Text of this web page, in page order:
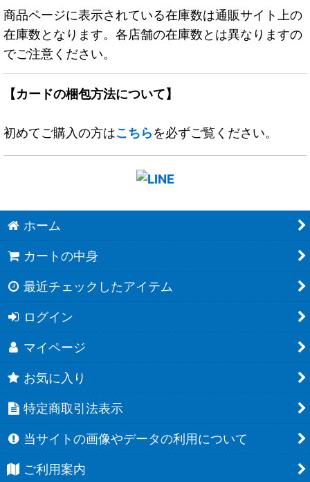
商品ページに表示されている在庫数は通販サイト上の
在庫数となります。各店舗の在庫数とは異なりますの
でご注意ください。
【カードの梱包方法について】
初めてご購入の方はこちらを必ずご覧ください。
ホーム
カートの中身
最近チェックしたアイテム
ログイン
マイページ
お気に入り
特定商取引法表示
当サイトの画像やデータの利用について
ご利用案内